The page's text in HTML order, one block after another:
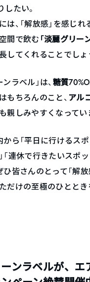
したい。
は、「解放感」を感じ
間で飲む 「淡麗グリー
してくれることでしょ
ラベル」は、 糖質
もちろんのこと、 アル
親しみやすくなってい
から「平日に行けるスポ
「連休で行きたいスポ
ひ皆さんのとって「解
だけの至極のひととき
ンラベルが、エ